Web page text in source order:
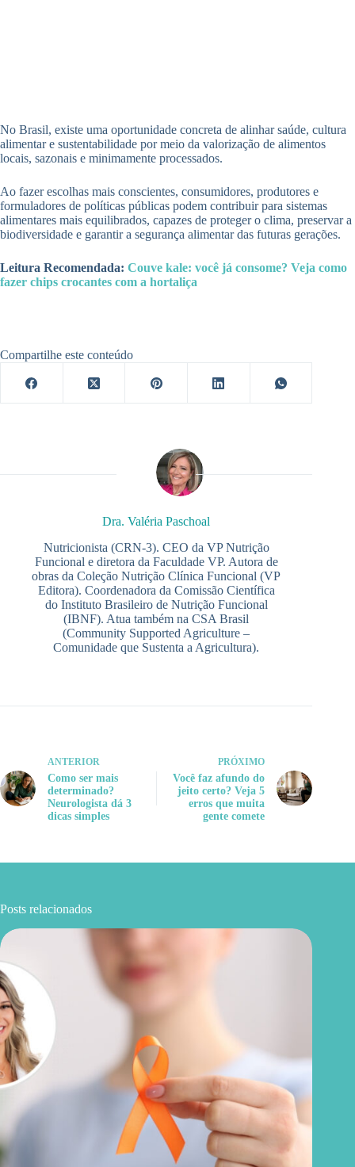
No Brasil, existe uma oportunidade concreta de alinhar saúde, cultura
alimentar e sustentabilidade por meio da valorização de alimentos
locais, sazonais e minimamente processados.
Ao fazer escolhas mais conscientes, consumidores, produtores e
formuladores de políticas públicas podem contribuir para sistemas
alimentares mais equilibrados, capazes de proteger o clima, preservar a
biodiversidade e garantir a segurança alimentar das futuras gerações.
Leitura Recomendada: Couve kale: você já consome? Veja como
fazer chips crocantes com a hortaliça
Compartilhe este conteúdo
Dra. Valéria Paschoal
Nutricionista (CRN-3). CEO da VP Nutrição
Funcional e diretora da Faculdade VP. Autora de
obras da Coleção Nutrição Clínica Funcional (VP
Editora). Coordenadora da Comissão Científica
do Instituto Brasileiro de Nutrição Funcional
(IBNF). Atua também na CSA Brasil
(Community Supported Agriculture –
Comunidade que Sustenta a Agricultura).
ANTERIOR
Como ser mais
determinado?
Neurologista dá 3
dicas simples
PRÓXIMO
Você faz afundo do
jeito certo? Veja 5
erros que muita
gente comete
Posts relacionados